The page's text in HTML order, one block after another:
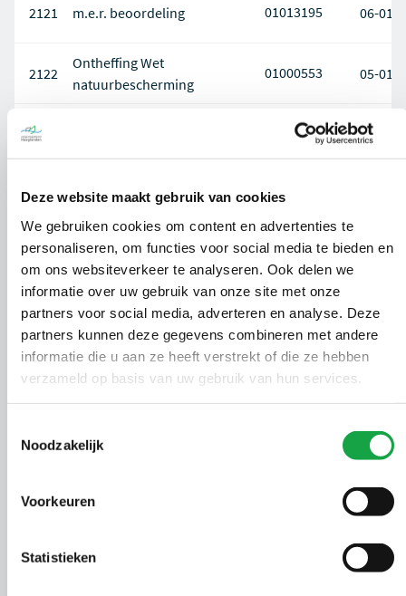
Deze website maakt gebruik van cookies
We gebruiken cookies om content en advertenties te
personaliseren, om functies voor social media te bieden en
om ons websiteverkeer te analyseren. Ook delen we
informatie over uw gebruik van onze site met onze
partners voor social media, adverteren en analyse. Deze
partners kunnen deze gegevens combineren met andere
informatie die u aan ze heeft verstrekt of die ze hebben
verzameld op basis van uw gebruik van hun services.
Noodzakelijk
Voorkeuren
Statistieken
2121 m.e.r. beoordeling 01013195 06-01-
2122
Ontheffing Wet
natuurbescherming
01000553 05-01-
2123 01015634 05-01-
2124
saneringsverslag BUS
01015032
2125
Ontheffing Wet
natuurbescherming
00613342 03-01-
2126
Ontheffing Wet
natuurbescherming
00608380 29-12-
2127
Ontheffing Wet
natuurbescherming
00611362 29-12-
2128
natuurbescherming
29-12-
2129
natuurbescherming
27-12-
2130 m.e.r. beoordeling 27-12-